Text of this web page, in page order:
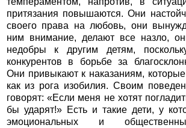
притязания повышаются. Они
своего права на любовь, они
ним внимание, делают все назло,
недобры к другим детям,
конкурентов в борьбе за
Они привыкают к наказаниям,
как из рога изобилия. Своим
говорят: «Если меня не хотят
бы ударят!» Есть и такие дети, у
эмоциональных и